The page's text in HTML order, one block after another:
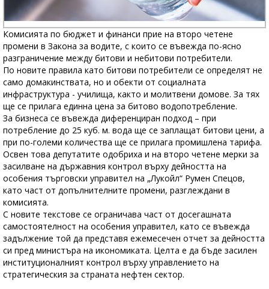
Комисията по бюджет и финанси прие на второ четене
промени в Закона за водите, с които се въвежда по-ясно
разграничение между битови и небитови потребители.
По новите правила като битови потребители се определят не
само домакинствата, но и обекти от социалната
инфраструктура - училища, както и молитвени домове. За тях
ще се прилага единна цена за битово водопотребление.
За бизнеса се въвежда диференциран подход – при
потребление до 25 куб. м. вода ще се заплащат битови цени, а
при по-големи количества ще се прилага промишлена тарифа.
Освен това депутатите одобриха и на второ четене мерки за
засилване на държавния контрол върху дейността на
особения търговски управител на „Лукойл“ Румен Спецов,
като част от допълнителните промени, разглеждани в
комисията.
С новите текстове се ограничава част от досегашната
самостоятелност на особения управител, като се въвежда
задължение той да представя ежемесечен отчет за дейността
си пред министъра на икономиката. Целта е да бъде засилен
институционалният контрол върху управлението на
стратегическия за страната нефтен сектор.